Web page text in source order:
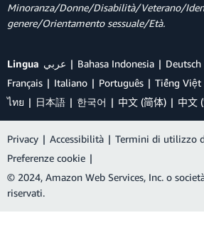
Minoranza/Donne/Disabilità/Veterano/
genere/Orientamento sessuale/Età.
Lingua عربي Bahasa Indonesia Deutsch
Français
Italiano Português Tiếng Việt
ไทย
日本語 한국어 中文 (简体) 中文
Privacy | Accessibilità | Termini di utilizzo
Preferenze cookie |
© 2024, Amazon Web Services, Inc. o
riservati.